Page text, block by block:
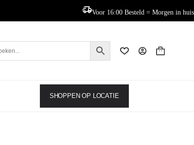
Voor 16:00 Besteld = Morgen in huis
SHOPPEN OP LOCATIE